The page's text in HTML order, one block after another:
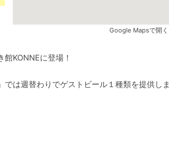
Google Mapsで開く
KONNEに登場！
は週替わりでゲストビール１種類を提供しま